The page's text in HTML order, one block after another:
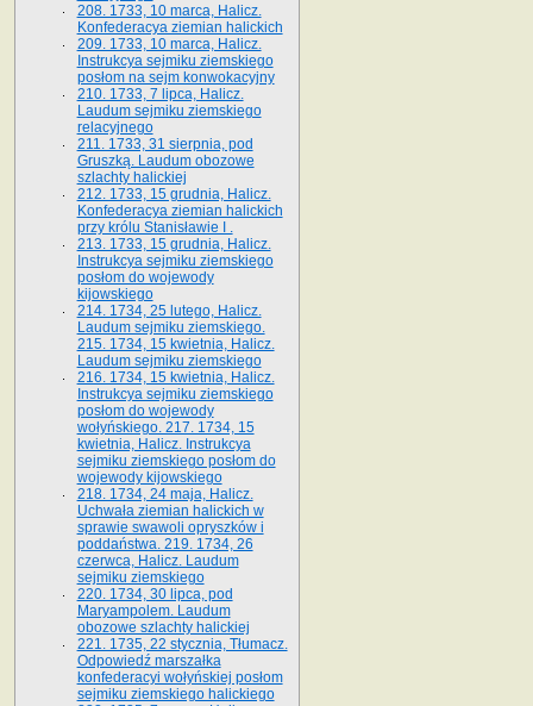
208. 1733, 10 marca, Halicz.
Konfederacya ziemian halickich­
209. 1733, 10 marca, Halicz.
Instrukcya sejmiku ziemskiego
posłom na sejm konwokacyjny
210. 1733, 7 lipca, Halicz.
Laudum sejmiku ziemskiego
relacyjnego
211. 1733, 31 sierpnia, pod
Gruszką. Laudum obozowe
szlachty halickiej
212. 1733, 15 grudnia, Halicz.
Konfederacya ziemian halickich
przy królu Stanisławie I .
213. 1733, 15 grudnia, Halicz.
Instrukcya sejmiku ziemskiego
posłom do wojewody
kijowskiego
214. 1734, 25 lutego, Halicz.
Laudum sejmiku ziemskiego.
215. 1734, 15 kwietnia, Halicz.
Laudum sejmiku ziemskiego
216. 1734, 15 kwietnia, Halicz.
Instrukcya sejmiku ziemskiego
posłom do wojewody
wołyńskiego. 217. 1734, 15
kwietnia, Halicz. Instrukcya
sejmiku ziemskiego posłom do
wojewody kijowskiego
218. 1734, 24 maja, Halicz.
Uchwała ziemian halickich w
sprawie swawoli opryszków i
poddaństwa. 219. 1734, 26
czerwca, Halicz. Laudum
sejmiku ziemskiego
220. 1734, 30 lipca, pod
Maryampolem. Laudum
obozowe szlachty halickiej
221. 1735, 22 stycznia, Tłumacz.
Odpowiedź marszałka
konfederacyi wołyńskiej posłom
sejmiku ziemskiego halickiego